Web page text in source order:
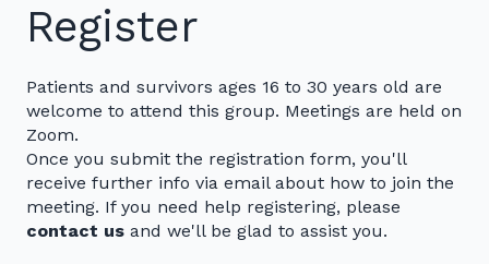
Register
Patients and survivors ages 16 to 30 years old are
welcome to attend this group. Meetings are held on
Zoom.
Once you submit the registration form, you'll
receive further info via email about how to join the
meeting. If you need help registering, please
contact us and we'll be glad to assist you.